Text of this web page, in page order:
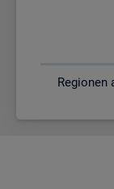
Regionen